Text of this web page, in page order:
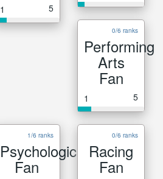
1 5
0/6 ranks
Performing
Arts
Fan
1 5
1/6 ranks
Psychological
Fan
0/6 ranks
Racing
Fan